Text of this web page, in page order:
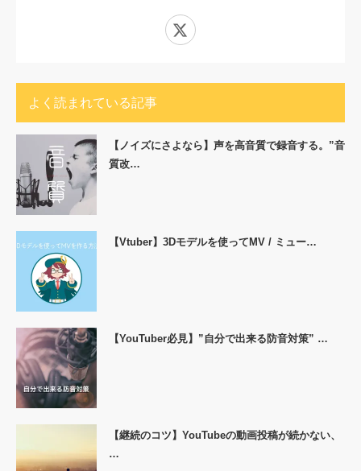
よく読まれている記事
【ノイズにさよなら】声を高音質で録音する。”音
質改…
【Vtuber】3Dモデルを使ってMV / ミュー…
【YouTuber必見】”自分で出来る防音対策” …
【継続のコツ】YouTubeの動画投稿が続かない、
…